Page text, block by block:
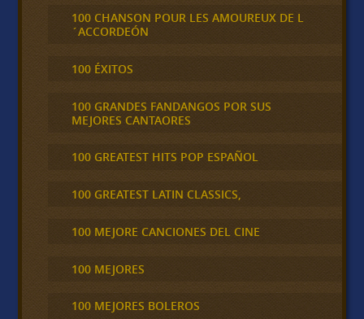
100 CHANSON POUR LES AMOUREUX DE L
´ACCORDEÓN
100 ÉXITOS
100 GRANDES FANDANGOS POR SUS
MEJORES CANTAORES
100 GREATEST HITS POP ESPAÑOL
100 GREATEST LATIN CLASSICS,
100 MEJORE CANCIONES DEL CINE
100 MEJORES
100 MEJORES BOLEROS